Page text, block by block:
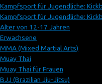
Kampfsport für Jugendliche:
Kampfsport für Jugendliche:
Alter von 12-17 Jahren
Erwachsene
MMA (Mixed Martial Arts)
Muay Thai
Muay Thai für Frauen
BJJ (Brazilian Jiu-Jitsu)